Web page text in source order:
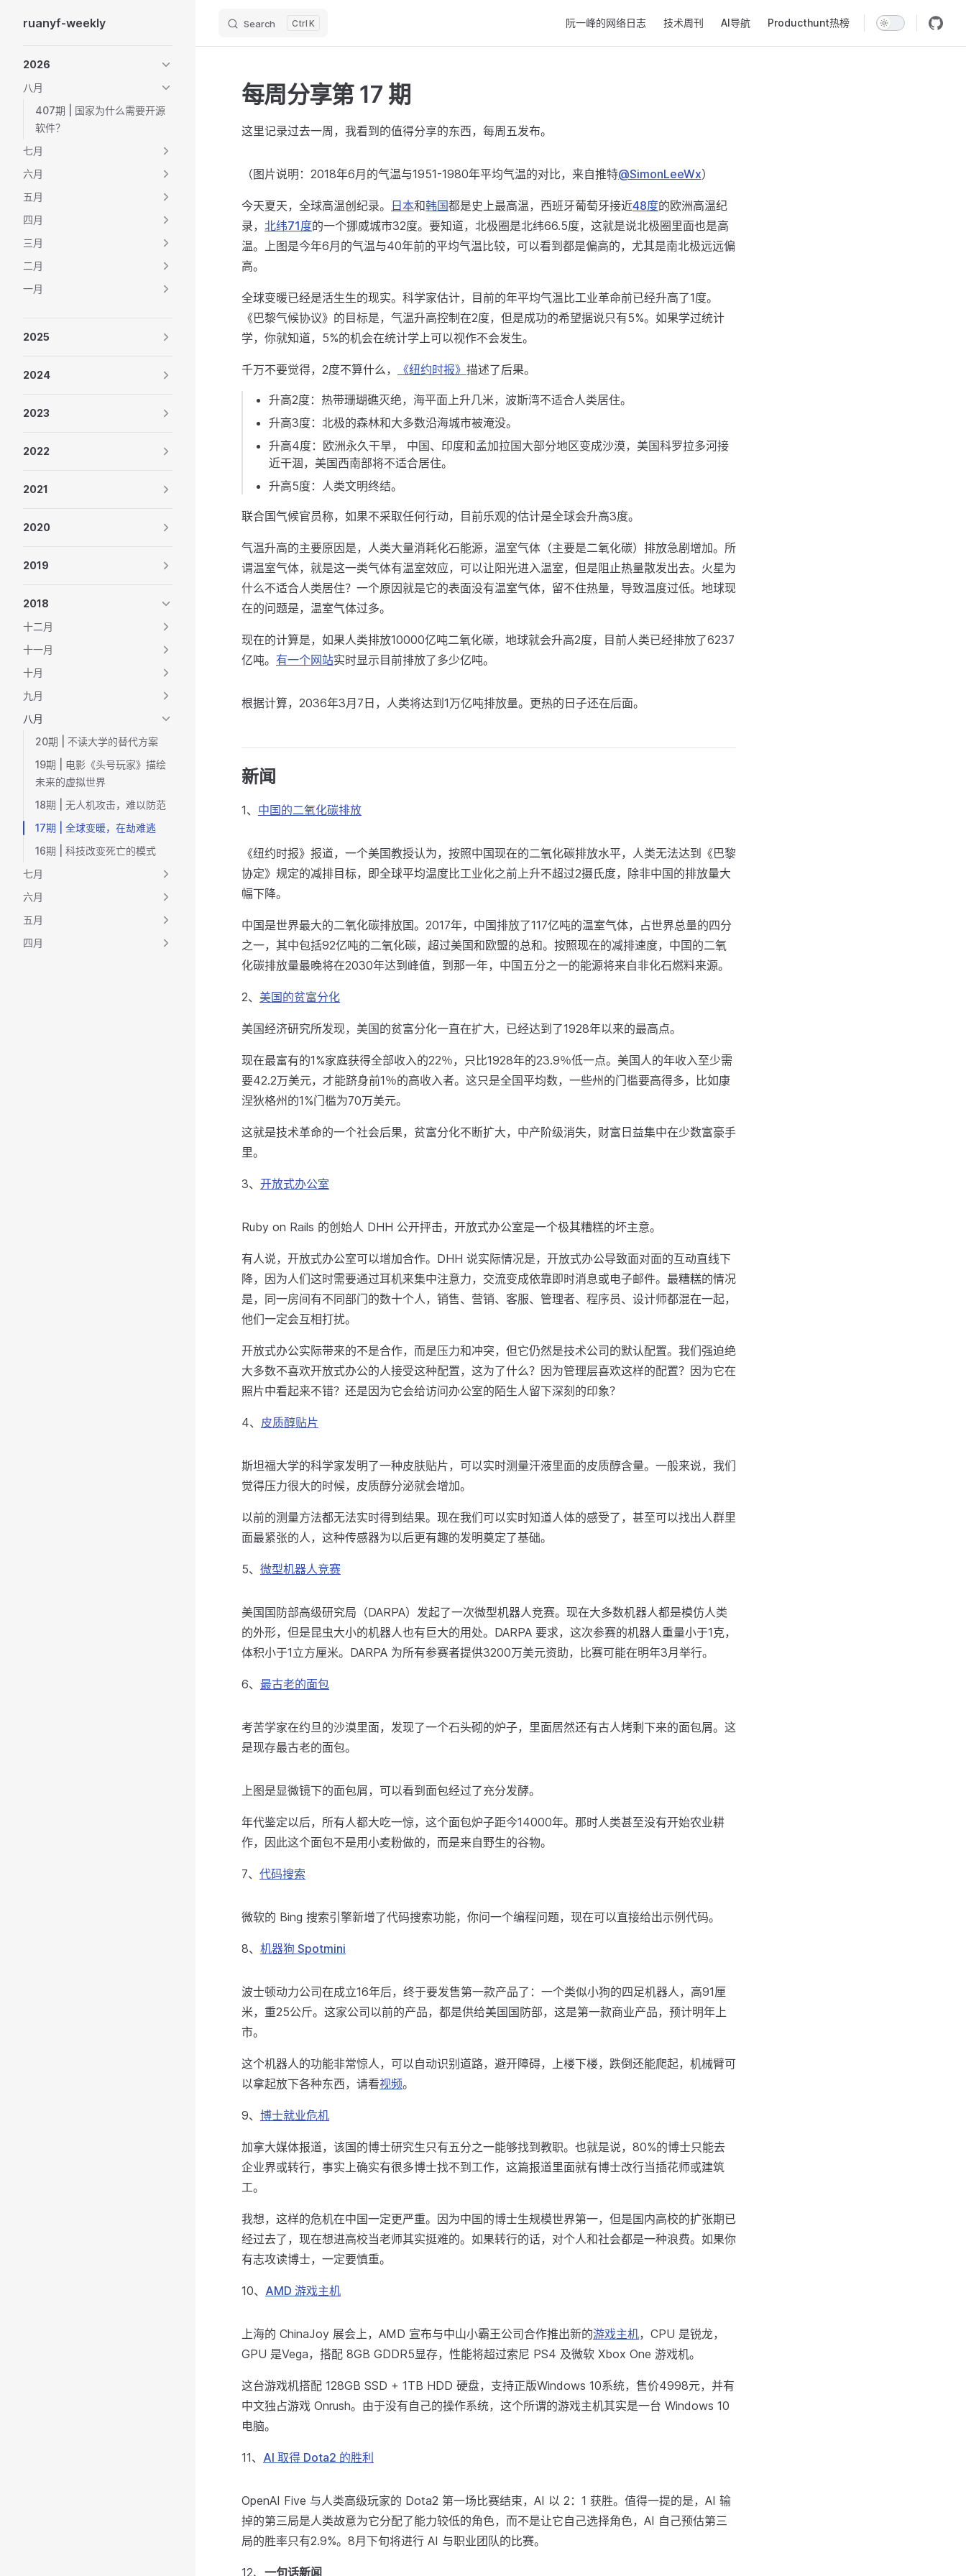
Skip to content
ruanyf-weekly Search K 阮一峰的网络日志 技术周刊 AI导航 Producthunt热榜
2026
八月
407期 | 国家为什么需要开源
软件？
七月
六月
五月
四月
三月
二月
一月
2025
2024
2023
2022
2021
2020
2019
2018
十二月
十一月
十月
九月
八月
20期 | 不读大学的替代方案
19期 | 电影《头号玩家》描绘
未来的虚拟世界
18期 | 无人机攻击，难以防范
17期 | 全球变暖，在劫难逃
16期 | 科技改变死亡的模式
七月
六月
五月
四月
每周分享第 17 期
这里记录过去一周，我看到的值得分享的东西，每周五发布。
（图片说明：2018年6月的气温与1951-1980年平均气温的对比，来自推特@SimonLeeWx）
今天夏天，全球高温创纪录。 日本和韩国都是史上最高温，西班牙葡萄牙接近48度的欧洲高温纪
录， 北纬71度的一个挪威城市32度。要知道，北极圈是北纬66.5度，这就是说北极圈里面也是高
温。上图是今年6月的气温与40年前的平均气温比较，可以看到都是偏高的，尤其是南北极远远偏
高。
全球变暖已经是活生生的现实。科学家估计，目前的年平均气温比工业革命前已经升高了1度。
《巴黎气候协议》的目标是，气温升高控制在2度，但是成功的希望据说只有5%。如果学过统计
学，你就知道，5%的机会在统计学上可以视作不会发生。
千万不要觉得，2度不算什么， 《纽约时报》 描述了后果。
升高2度：热带珊瑚礁灭绝，海平面上升几米，波斯湾不适合人类居住。
升高3度：北极的森林和大多数沿海城市被淹没。
升高4度：欧洲永久干旱， 中国、印度和孟加拉国大部分地区变成沙漠，美国科罗拉多河接
近干涸，美国西南部将不适合居住。
升高5度：人类文明终结。
联合国气候官员称，如果不采取任何行动，目前乐观的估计是全球会升高3度。
气温升高的主要原因是，人类大量消耗化石能源，温室气体（主要是二氧化碳）排放急剧增加。所
谓温室气体，就是这一类气体有温室效应，可以让阳光进入温室，但是阻止热量散发出去。火星为
什么不适合人类居住？一个原因就是它的表面没有温室气体，留不住热量，导致温度过低。地球现
在的问题是，温室气体过多。
现在的计算是，如果人类排放10000亿吨二氧化碳，地球就会升高2度，目前人类已经排放了6237
亿吨。 有一个网站实时显示目前排放了多少亿吨。
根据计算，2036年3月7日，人类将达到1万亿吨排放量。更热的日子还在后面。
新闻
1、 中国的二氧化碳排放
《纽约时报》报道，一个美国教授认为，按照中国现在的二氧化碳排放水平，人类无法达到《巴黎
协定》规定的减排目标，即全球平均温度比工业化之前上升不超过2摄氏度，除非中国的排放量大
幅下降。
中国是世界最大的二氧化碳排放国。2017年，中国排放了117亿吨的温室气体，占世界总量的四分
之一，其中包括92亿吨的二氧化碳，超过美国和欧盟的总和。按照现在的减排速度，中国的二氧
化碳排放量最晚将在2030年达到峰值，到那一年，中国五分之一的能源将来自非化石燃料来源。
2、 美国的贫富分化
美国经济研究所发现，美国的贫富分化一直在扩大，已经达到了1928年以来的最高点。
现在最富有的1%家庭获得全部收入的22％，只比1928年的23.9％低一点。美国人的年收入至少需
要42.2万美元，才能跻身前1％的高收入者。这只是全国平均数，一些州的门槛要高得多，比如康
涅狄格州的1%门槛为70万美元。
这就是技术革命的一个社会后果，贫富分化不断扩大，中产阶级消失，财富日益集中在少数富豪手
里。
3、 开放式办公室
Ruby on Rails 的创始人 DHH 公开抨击，开放式办公室是一个极其糟糕的坏主意。
有人说，开放式办公室可以增加合作。DHH 说实际情况是，开放式办公导致面对面的互动直线下
降，因为人们这时需要通过耳机来集中注意力，交流变成依靠即时消息或电子邮件。最糟糕的情况
是，同一房间有不同部门的数十个人，销售、营销、客服、管理者、程序员、设计师都混在一起，
他们一定会互相打扰。
开放式办公实际带来的不是合作，而是压力和冲突，但它仍然是技术公司的默认配置。我们强迫绝
大多数不喜欢开放式办公的人接受这种配置，这为了什么？因为管理层喜欢这样的配置？因为它在
照片中看起来不错？还是因为它会给访问办公室的陌生人留下深刻的印象？
4、 皮质醇贴片
斯坦福大学的科学家发明了一种皮肤贴片，可以实时测量汗液里面的皮质醇含量。一般来说，我们
觉得压力很大的时候，皮质醇分泌就会增加。
以前的测量方法都无法实时得到结果。现在我们可以实时知道人体的感受了，甚至可以找出人群里
面最紧张的人，这种传感器为以后更有趣的发明奠定了基础。
5、 微型机器人竞赛
美国国防部高级研究局（DARPA）发起了一次微型机器人竞赛。现在大多数机器人都是模仿人类
的外形，但是昆虫大小的机器人也有巨大的用处。DARPA 要求，这次参赛的机器人重量小于1克，
体积小于1立方厘米。DARPA 为所有参赛者提供3200万美元资助，比赛可能在明年3月举行。
6、 最古老的面包
考苦学家在约旦的沙漠里面，发现了一个石头砌的炉子，里面居然还有古人烤剩下来的面包屑。这
是现存最古老的面包。
上图是显微镜下的面包屑，可以看到面包经过了充分发酵。
年代鉴定以后，所有人都大吃一惊，这个面包炉子距今14000年。那时人类甚至没有开始农业耕
作，因此这个面包不是用小麦粉做的，而是来自野生的谷物。
7、 代码搜索
微软的 Bing 搜索引擎新增了代码搜索功能，你问一个编程问题，现在可以直接给出示例代码。
8、 机器狗 Spotmini
波士顿动力公司在成立16年后，终于要发售第一款产品了：一个类似小狗的四足机器人，高91厘
米，重25公斤。这家公司以前的产品，都是供给美国国防部，这是第一款商业产品，预计明年上
市。
这个机器人的功能非常惊人，可以自动识别道路，避开障碍，上楼下楼，跌倒还能爬起，机械臂可
以拿起放下各种东西，请看视频。
9、 博士就业危机
加拿大媒体报道，该国的博士研究生只有五分之一能够找到教职。也就是说，80%的博士只能去
企业界或转行，事实上确实有很多博士找不到工作，这篇报道里面就有博士改行当插花师或建筑
工。
我想，这样的危机在中国一定更严重。因为中国的博士生规模世界第一，但是国内高校的扩张期已
经过去了，现在想进高校当老师其实挺难的。如果转行的话，对个人和社会都是一种浪费。如果你
有志攻读博士，一定要慎重。
10、 AMD 游戏主机
上海的 ChinaJoy 展会上，AMD 宣布与中山小霸王公司合作推出新的游戏主机，CPU 是锐龙，
GPU 是Vega，搭配 8GB GDDR5显存，性能将超过索尼 PS4 及微软 Xbox One 游戏机。
这台游戏机搭配 128GB SSD + 1TB HDD 硬盘，支持正版Windows 10系统，售价4998元，并有
中文独占游戏 Onrush。由于没有自己的操作系统，这个所谓的游戏主机其实是一台 Windows 10
电脑。
11、 AI 取得 Dota2 的胜利
OpenAI Five 与人类高级玩家的 Dota2 第一场比赛结束，AI 以 2：1 获胜。值得一提的是，AI 输
掉的第三局是人类故意为它分配了能力较低的角色，而不是让它自己选择角色，AI 自己预估第三
局的胜率只有2.9%。8月下旬将进行 AI 与职业团队的比赛。
12、 一句话新闻